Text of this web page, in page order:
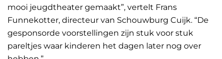
mooi jeugdtheater gemaakt”, vertelt Frans
Funnekotter, directeur van Schouwburg Cuijk. “De
gesponsorde voorstellingen zijn stuk voor stuk
pareltjes waar kinderen het dagen later nog over